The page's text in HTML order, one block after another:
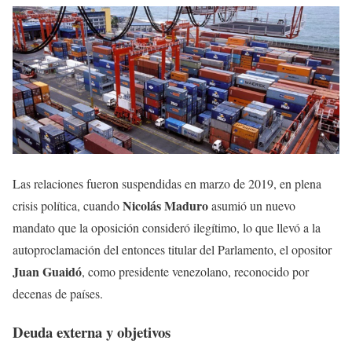
Las relaciones fueron suspendidas en marzo de 2019, en plena
crisis política, cuandoNicolás Maduroasumió un nuevo
mandato que la oposición consideró ilegítimo, lo que llevó a la
autoproclamación del entonces titular del Parlamento, el opositor
Juan Guaidó, como presidente venezolano, reconocido por
decenas de países.
Deuda externa y objetivos